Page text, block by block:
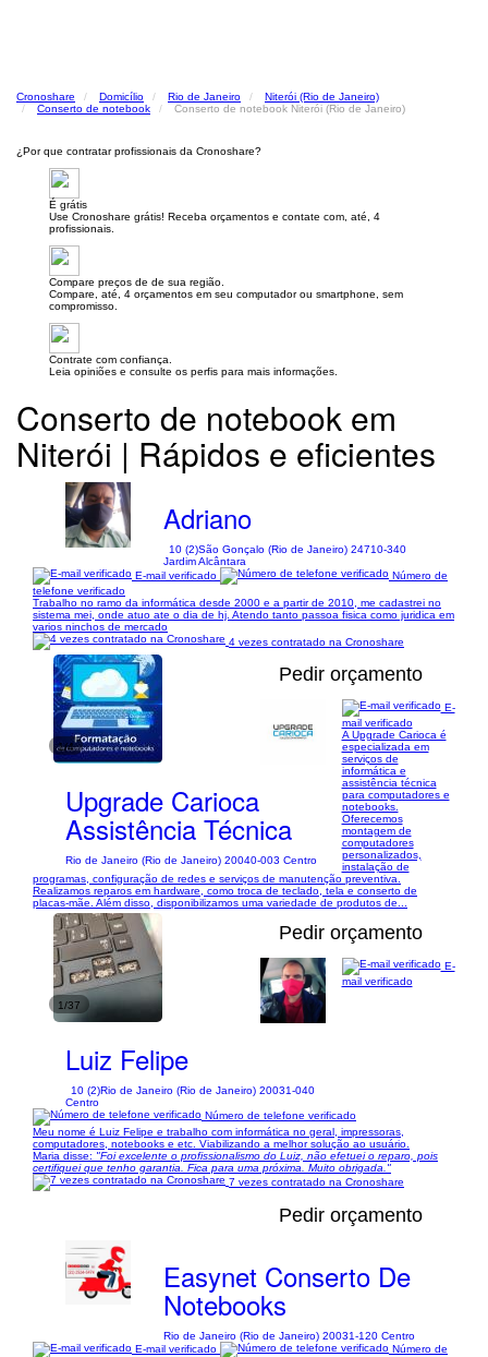
Cronoshare Domicílio Rio de Janeiro
Niterói (Rio de Janeiro)
Conserto de notebook
Conserto de notebook Niterói (Rio de Janeiro)
¿Por que contratar profissionais da Cronoshare?
É grátis
Use Cronoshare grátis! Receba orçamentos e contate com, até, 4
profissionais.
Compare preços de de sua região.
Compare, até, 4 orçamentos em seu computador ou smartphone, sem
compromisso.
Contrate com confiança.
Leia opiniões e consulte os perfis para mais informações.
Conserto de notebook em
Niterói | Rápidos e eficientes
Adriano
10 (2)São Gonçalo (Rio de Janeiro) 24710-340
Jardim Alcântara
E-mail verificado
Número de
telefone verificado
Trabalho no ramo da informática desde 2000 e a partir de 2010, me cadastrei no
sistema mei, onde atuo ate o dia de hj. Atendo tanto passoa fisica como juridica em
varios ninchos de mercado
4 vezes contratado na Cronoshare
1/4
Pedir orçamento
Upgrade Carioca
Assistência Técnica
Rio de Janeiro (Rio de Janeiro) 20040-003 Centro
E-
mail verificado
A Upgrade Carioca é
especializada em
serviços de
informática e
assistência técnica
para computadores e
notebooks.
Oferecemos
montagem de
computadores
personalizados,
instalação de
programas, configuração de redes e serviços de manutenção preventiva.
Realizamos reparos em hardware, como troca de teclado, tela e conserto de
placas-mãe. Além disso, disponibilizamos uma variedade de produtos de...
1/37
Pedir orçamento
Luiz Felipe
10 (2)Rio de Janeiro (Rio de Janeiro) 20031-040
Centro
E-
mail verificado
Número de telefone verificado
Meu nome é Luiz Felipe e trabalho com informática no geral, impressoras,
computadores, notebooks e etc. Viabilizando a melhor solução ao usuário.
Maria disse: "Foi excelente o profissionalismo do Luiz, não efetuei o reparo, pois
certifiquei que tenho garantia. Fica para uma próxima. Muito obrigada."
7 vezes contratado na Cronoshare
Pedir orçamento
Easynet Conserto De
Notebooks
Rio de Janeiro (Rio de Janeiro) 20031-120 Centro
E-mail verificado
Número de